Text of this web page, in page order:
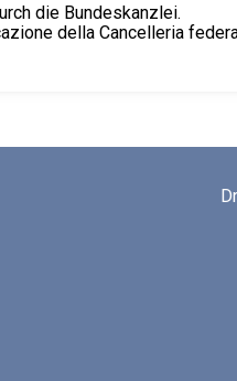
die Bundeskanzlei.
della Cancelleria